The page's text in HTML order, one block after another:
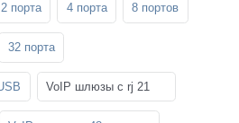
2 порта 4 порта 8 портов
32 порта
VoIP шлюзы с rj 21